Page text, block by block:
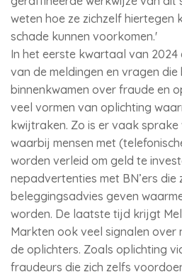
weten hoe ze zichzelf hiertegen
schade kunnen voorkomen.'
In het eerste kwartaal van 2024
van de meldingen en vragen die
binnenkwamen over fraude en
veel vormen van oplichting
kwijtraken. Zo is er vaak
waarbij mensen met
worden verleid om geld te
nepadvertenties met BN’ers die
beleggingsadvies geven
worden. De laatste tijd krijgt
Markten ook veel signalen over
de oplichters. Zoals oplichting
fraudeurs die zich zelfs